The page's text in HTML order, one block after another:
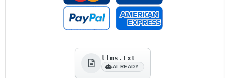
llms.txt
AI READY